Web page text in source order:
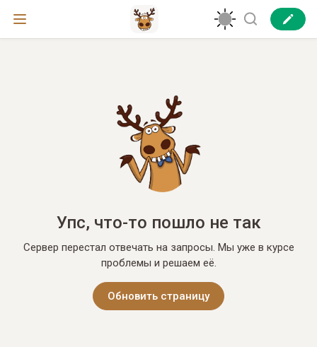
Упс, что-то пошло не так
Сервер перестал отвечать на запросы. Мы уже в курсе
проблемы и решаем её.
Обновить страницу